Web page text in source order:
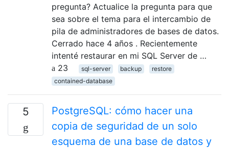
pregunta? Actualice la pregunta para que
sea sobre el tema para el intercambio de
pila de administradores de bases de datos.
Cerrado hace 4 años . Recientemente
intenté restaurar en mi SQL Server de …
23
sql-server backup
restore
contained-database
5
PostgreSQL: cómo hacer una
copia de seguridad de un solo
esquema de una base de datos y